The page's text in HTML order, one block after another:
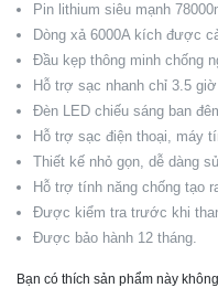
Pin lithium siêu mạnh
Dòng xả 6000A kích được
Đầu kẹp thông minh chống
Hỗ trợ sạc nhanh chỉ 3.5
Đèn LED chiếu sáng ban
Hỗ trợ sạc điện thoại, máy
Thiết kế nhỏ gọn, dễ dàng
Hỗ trợ tính năng chống tạo
Được kiểm tra trước khi
Được bảo hành 12 tháng.
Bạn có thích sản phẩm này